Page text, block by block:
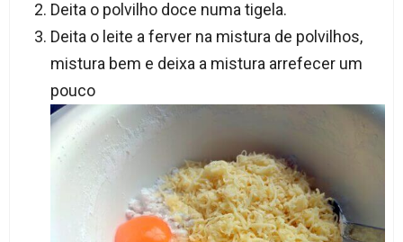
Deita o polvilho doce numa tigela.
Deita o leite a ferver na mistura de polvilhos,
mistura bem e deixa a mistura arrefecer um
pouco